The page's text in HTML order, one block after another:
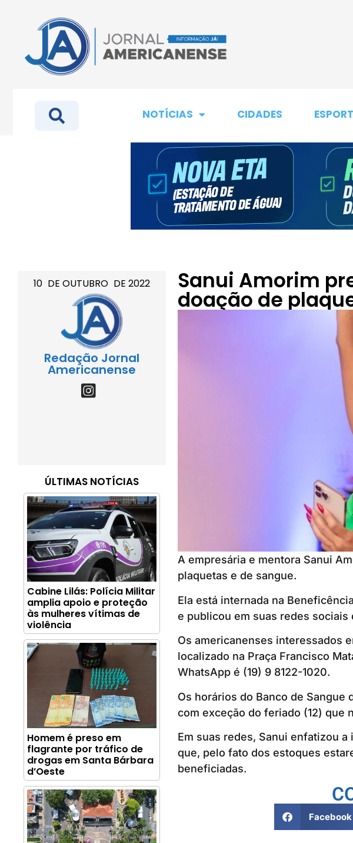
NOTÍCIAS CIDADES
10 DE OUTUBRO DE 2022
Redação Jornal
Americanense
ÚLTIMAS NOTÍCIAS
Cabine Lilás: Polícia Militar
amplia apoio e proteção
às mulheres vítimas de
violência
Homem é preso em
flagrante por tráfico de
drogas em Santa Bárbara
d’Oeste
Sanui Amorim
doação de
A empresária e mentora Sanui
plaquetas e de sangue.
Ela está internada na
e publicou em suas redes
Os americanenses interessados
localizado na Praça Francisco
WhatsApp é (19) 9 8122-1020.
Os horários do Banco de Sangue
com exceção do feriado (12) que
Em suas redes, Sanui enfatizou
que, pelo fato dos estoques
beneficiadas.
Facebook